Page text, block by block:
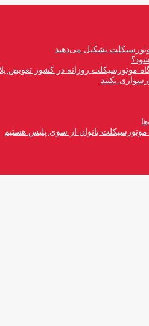
موتورسیکلت روزانه در کشور تعویض
نکنند
موتورسیکلت بانوان از سوی پلیس هستیم